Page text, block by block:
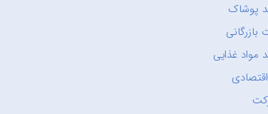
پوشاک
بازرگانی
مواد غذایی